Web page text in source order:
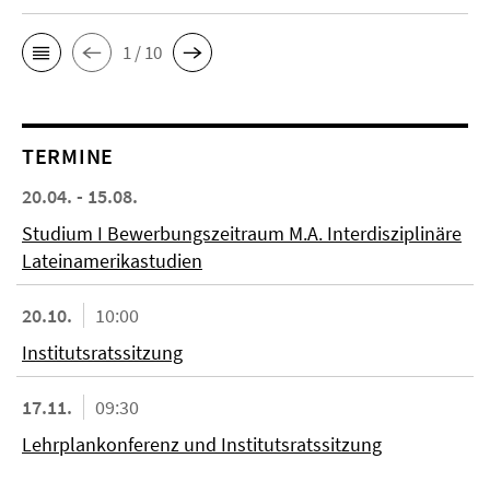
1 / 10
TERMINE
20.04. - 15.08.
Studium I Bewerbungszeitraum M.A. Interdisziplinäre
Lateinamerikastudien
20.10.
10:00
Institutsratssitzung
17.11.
09:30
Lehrplankonferenz und Institutsratssitzung